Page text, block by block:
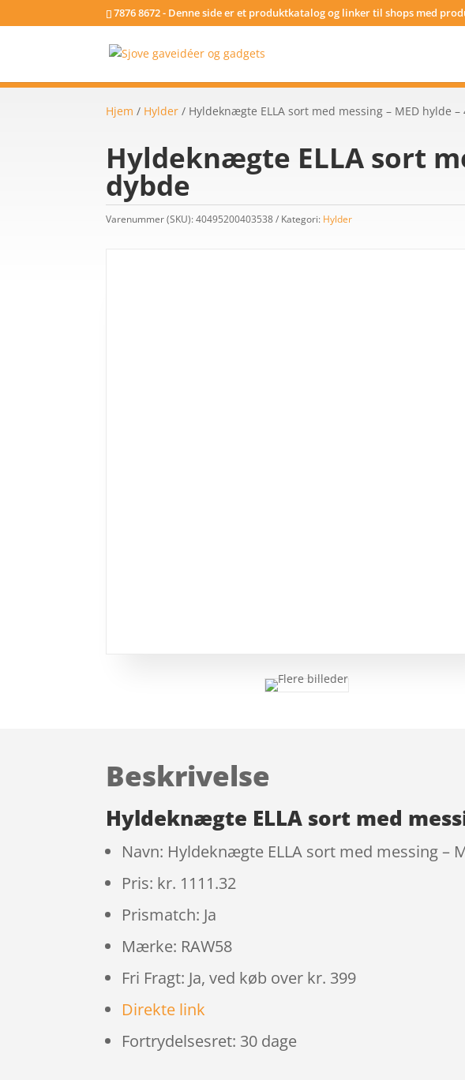
7876 8672 - Denne side er et produktkatalog og linker til shops med
Hjem / Hylder / Hyldeknægte ELLA sort med messing – MED hylde –
Hyldeknægte ELLA sort
dybde
Varenummer (SKU):40495200403538 Kategori: Hylder
Beskrivelse
Hyldeknægte ELLA sort med
Navn: Hyldeknægte ELLA sort med messing –
Pris: kr. 1111.32
Prismatch: Ja
Mærke: RAW58
Fri Fragt: Ja, ved køb over kr. 399
Direkte link
Fortrydelsesret: 30 dage